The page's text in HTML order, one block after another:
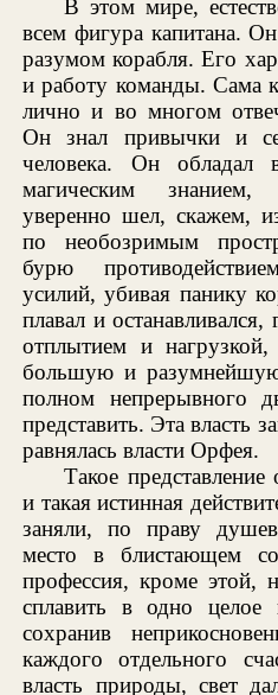
В этом мире,
всем фигура капитана.
разумом корабля. Его
и работу команды. Сама
лично и во многом
Он знал привычки и
человека. Он обладал
магическим знанием,
уверенно шел, скажем,
по необозримым
бурю
усилий, убивая панику
плавал и останавливался,
отплытием и
большую и
полном непрерывного
представить. Эта власть
равнялась власти Орфея.
Такое представление
и такая истинная
заняли, по праву
место в блистающем
профессия, кроме этой,
сплавить в одно целое
сохранив
каждого отдельного
власть природы, свет